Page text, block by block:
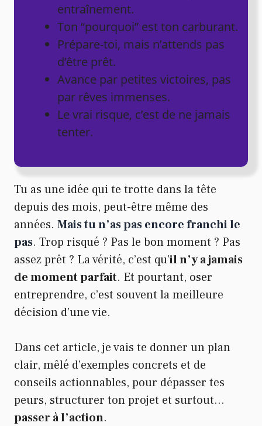
entraînement.
Ton “pourquoi” est ton carburant.
Prépare-toi, mais n’attends pas
d’être prêt.
Avance par petites victoires, pas
par rêves immenses.
Le vrai risque, c’est de ne jamais
tenter.
Tu as une idée qui te trotte dans la tête
depuis des mois, peut-être même des
années. Mais tu n’as pas encore franchi le
pas. Trop risqué ? Pas le bon moment ? Pas
assez prêt ? La vérité, c’est qu’il n’y a jamais
de moment parfait. Et pourtant, oser
entreprendre, c’est souvent la meilleure
décision d’une vie.
Dans cet article, je vais te donner un plan
clair, mêlé d’exemples concrets et de
conseils actionnables, pour dépasser tes
peurs, structurer ton projet et surtout…
passer à l’action.